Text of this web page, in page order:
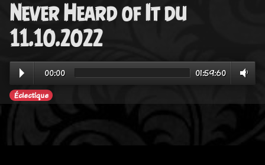
Never Heard of It du
11.10.2022
00:00 01:59:60
Éclectique